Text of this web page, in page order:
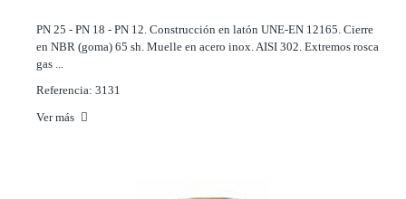
PN 25 - PN 18 - PN 12. Construcción en latón UNE-EN 12165. Cierre
en NBR (goma) 65 sh. Muelle en acero inox. AISI 302. Extremos rosca
gas ...
Referencia: 3131
Ver más